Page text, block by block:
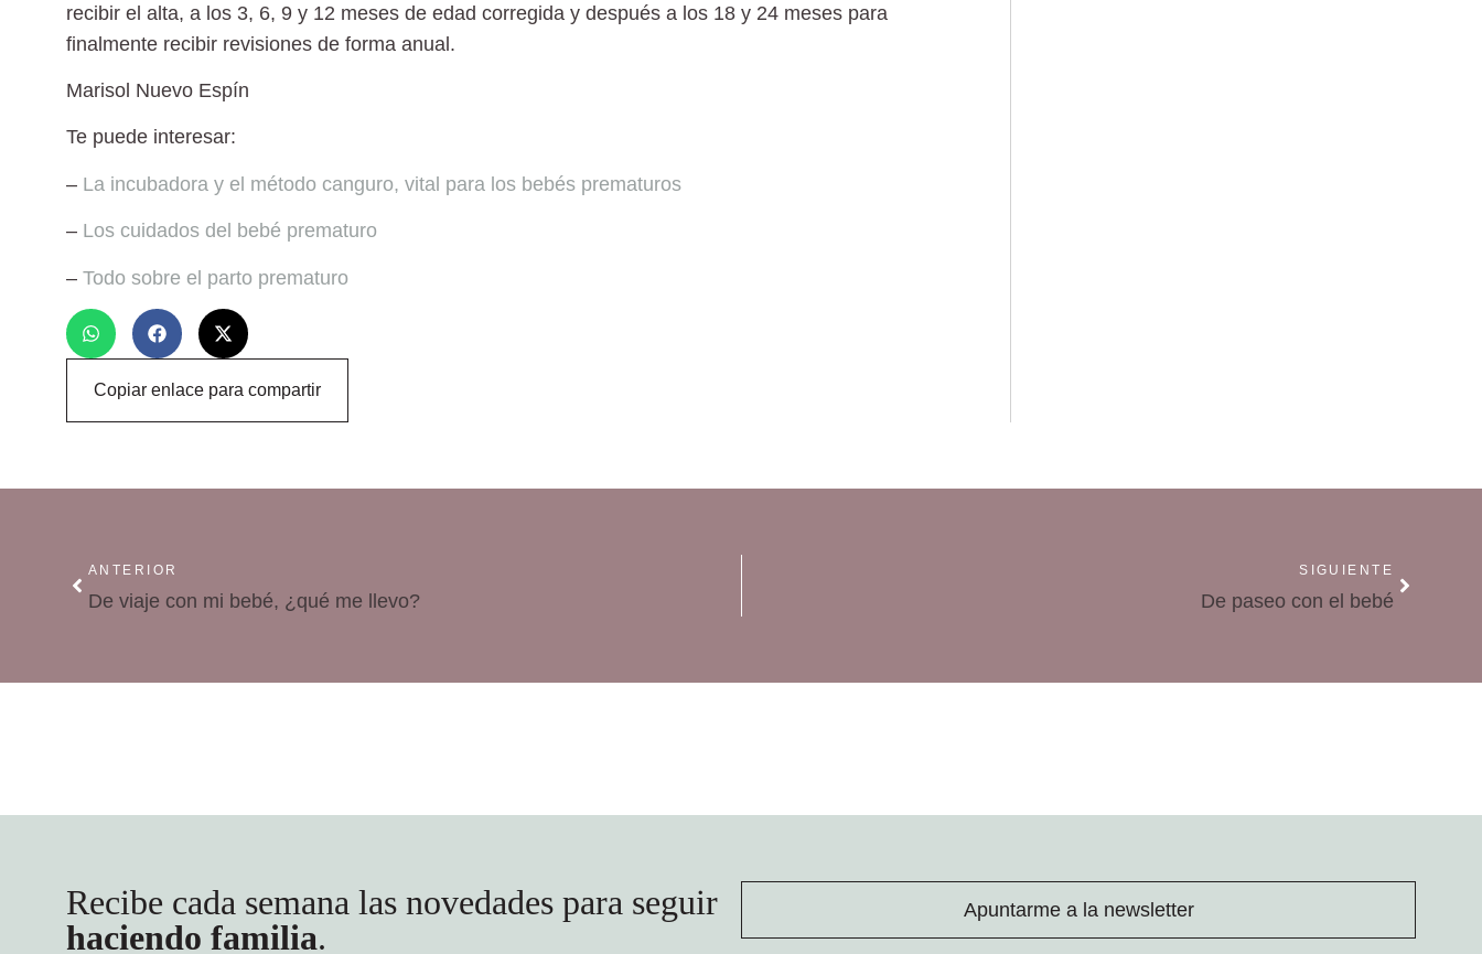
recibir el alta, a los 3, 6, 9 y 12 meses de edad corregida y después a los 18 y 24 meses para
finalmente recibir revisiones de forma anual.
Marisol Nuevo Espín
Te puede interesar:
– La incubadora y el método canguro, vital para los bebés prematuros
– Los cuidados del bebé prematuro
– Todo sobre el parto prematuro
Copiar enlace para compartir
ANTERIOR
De viaje con mi bebé, ¿qué me llevo?
SIGUIENTE
De paseo con el bebé
Recibe cada semana las novedades para seguir
haciendo familia.
Apuntarme a la newsletter